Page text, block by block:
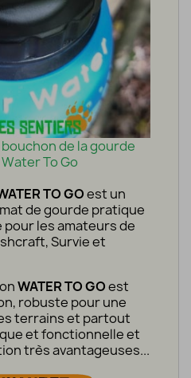
de la gourde
To Go
TO GOest un
de gourde pratique
les amateurs de
Survie et
WATER TO GOest
robuste pour une
terrains et partout
et fonctionnelle et
très avantageuses...